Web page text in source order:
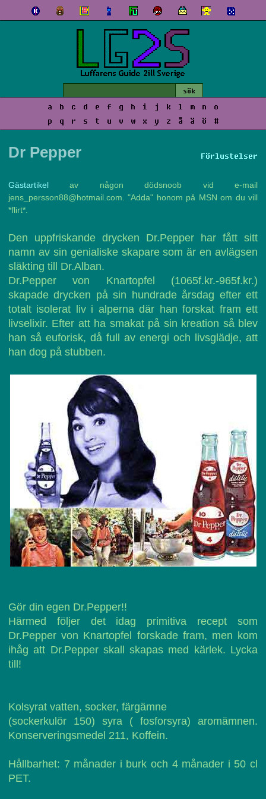
a b c d e f g h i j k l m n
o
p
q r s t u v w x y z å ä ö #
Förlustelser
Dr Pepper
Gästartikel av någon dödsnoob vid e-mail
jens_persson88@hotmail.com. "Adda" honom på MSN om du vill
*flirt*.
Den uppfriskande drycken Dr.Pepper har fått sitt
namn av sin genialiske skapare som är en avlägsen
släkting till Dr.Alban.
Dr.Pepper von Knartopfel (1065f.kr.-965f.kr.)
skapade drycken på sin hundrade årsdag efter ett
totalt isolerat liv i alperna där han forskat fram ett
livselixir. Efter att ha smakat på sin kreation så blev
han så euforisk, då full av energi och livsglädje, att
han dog på stubben.
Gör din egen Dr.Pepper!!
Härmed följer det idag primitiva recept som
Dr.Pepper von Knartopfel forskade fram, men kom
ihåg att Dr.Pepper skall skapas med kärlek. Lycka
till!
Kolsyrat vatten, socker, färgämne
(sockerkulör 150) syra ( fosforsyra) aromämnen.
Konserveringsmedel 211, Koffein.
Hållbarhet: 7 månader i burk och 4 månader i 50 cl
PET.